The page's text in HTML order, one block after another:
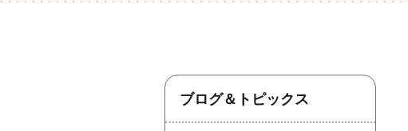
ブログ＆トピックス